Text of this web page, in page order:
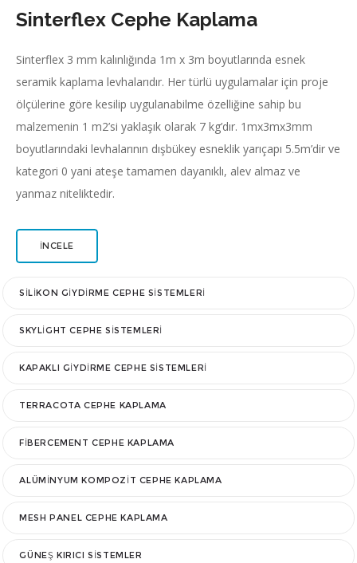
Sinterflex Cephe Kaplama
Sinterflex 3 mm kalınlığında 1m x 3m boyutlarında esnek
seramik kaplama levhalarıdır. Her türlü uygulamalar için proje
ölçülerine göre kesilip uygulanabilme özelliğine sahip bu
malzemenin 1 m2’si yaklaşık olarak 7 kg’dır. 1mx3mx3mm
boyutlarındaki levhalarının dışbükey esneklik yarıçapı 5.5m’dir ve
kategori 0 yani ateşe tamamen dayanıklı, alev almaz ve
yanmaz niteliktedir.
İNCELE
SILIKON GIYDIRME CEPHE SISTEMLERI
SKYLIGHT CEPHE SISTEMLERI
KAPAKLI GIYDIRME CEPHE SISTEMLERI
TERRACOTA CEPHE KAPLAMA
FIBERCEMENT CEPHE KAPLAMA
ALÜMINYUM KOMPOZIT CEPHE KAPLAMA
MESH PANEL CEPHE KAPLAMA
GÜNEŞ KIRICI SISTEMLER